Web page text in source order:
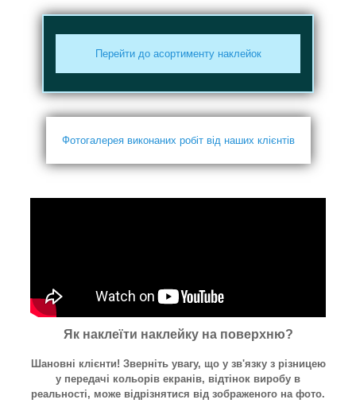
Шановні клієнти! Зверніть увагу, що у зв'язку з різницею
у передачі кольорів екранів, відтінок виробу в
реальності, може відрізнятися від зображеного на фото.
Як наклеїти наклейку на поверхню?
Фотогалерея виконаних робіт від наших клієнтів
Перейти до асортименту наклейок